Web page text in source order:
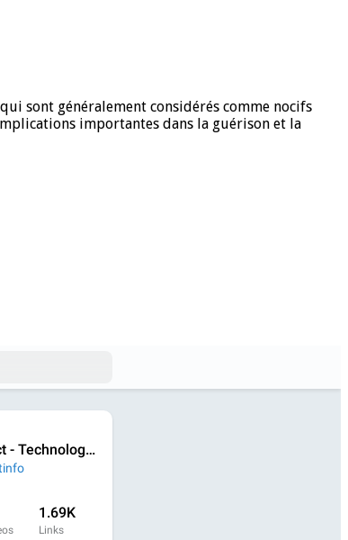
sont généralement considérés comme nocifs
importantes dans la guérison et la